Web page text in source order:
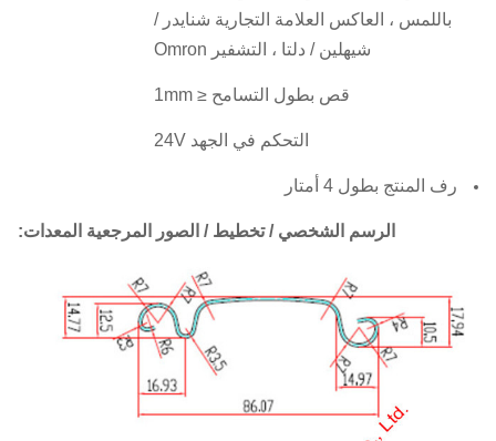
باللمس ، العاكس العلامة التجارية شنايدر /
شيهلين / دلتا ، التشفير Omron
قص بطول التسامح ≤ 1mm
التحكم في الجهد 24V
رف المنتج بطول 4 أمتار
الرسم الشخصي / تخطيط / الصور المرجعية المعدات: